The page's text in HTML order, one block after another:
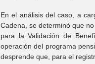
En el análisis del caso, a
Cadena, se determinó que
para la Validación de
operación del programa
desprende que, para el